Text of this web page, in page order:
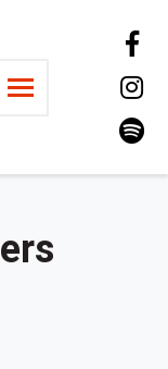
Torvi